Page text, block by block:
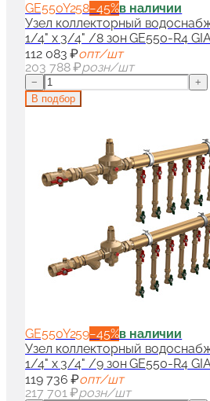
GE550Y258−45%в наличии
Узел коллекторный
1/4" x 3/4" /8 зон GE550-R4
112 083 ₽опт/шт
203 788 ₽розн/шт
−
+
В подбор
GE550Y259−45%в наличии
Узел коллекторный
1/4" x 3/4" /9 зон GE550-R4
119 736 ₽опт/шт
217 701 ₽розн/шт